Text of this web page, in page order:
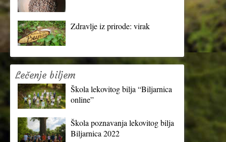
Zdravlje iz prirode: virak
Lečenje biljem
Škola lekovitog bilja “Biljarnica
online”
Škola poznavanja lekovitog bilja
Biljarnica 2022